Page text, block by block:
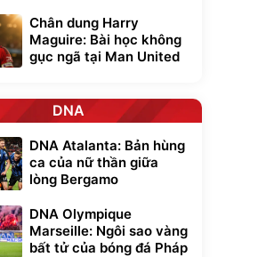
Chân dung Harry
Maguire: Bài học không
gục ngã tại Man United
DNA
DNA Atalanta: Bản hùng
ca của nữ thần giữa
lòng Bergamo
DNA Olympique
Marseille: Ngôi sao vàng
bất tử của bóng đá Pháp